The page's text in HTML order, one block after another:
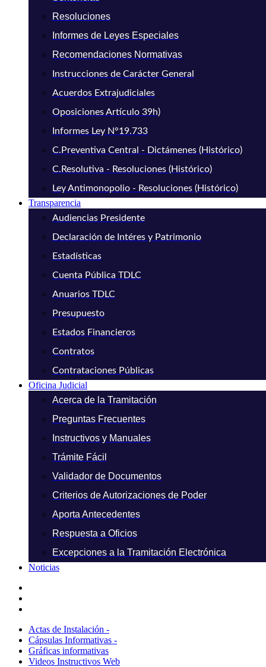
Resoluciones
Informes de Leyes Especiales
Recomendaciones Normativas
Instrucciones de Carácter General
Acuerdos Extrajudiciales
Oposiciones Artículo 39h)
Informes Ley N°19.733
C.Preventiva Central - Dictámenes (Histórico)
C.Resolutiva - Resoluciones (Histórico)
Ley Antimonopolio - Resoluciones (Histórico)
Transparencia
Audiencias Presidente
Declaración de Intéres y Patrimonio
Estadísticas
Cuenta Pública TDLC
Anuarios TDLC
Presupuesto
Estados Financieros
Contratos
Contrataciones Públicas
Oficina Judicial
Acerca de la Tramitación
Preguntas Frecuentes
Instructivos y Manuales
Trámite Fácil
Validador de Documentos
Criterios de Autorizaciones de Poder
Aporta Antecedentes
Respuesta a Oficios
Excepciones a la Tramitación Electrónica
Noticias
Actas de Instalación -
Cápsulas Informativas -
Gráficas informativas
Videos Instructivos Web